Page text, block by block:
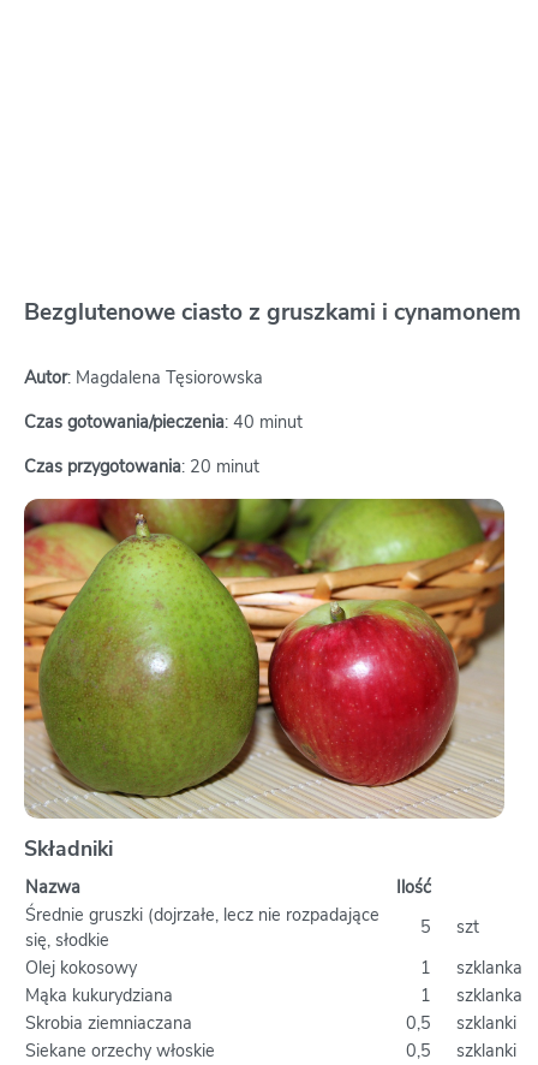
Bezglutenowe ciasto z gruszkami i cynamonem
Autor: Magdalena Tęsiorowska
Czas gotowania/pieczenia: 40 minut
Czas przygotowania: 20 minut
Składniki
Nazwa
Ilość
Średnie gruszki (dojrzałe, lecz nie rozpadające
się, słodkie
5
szt
Olej kokosowy
1
szklanka
Mąka kukurydziana
1
szklanka
Skrobia ziemniaczana
0,5
szklanki
Siekane orzechy włoskie
0,5
szklanki